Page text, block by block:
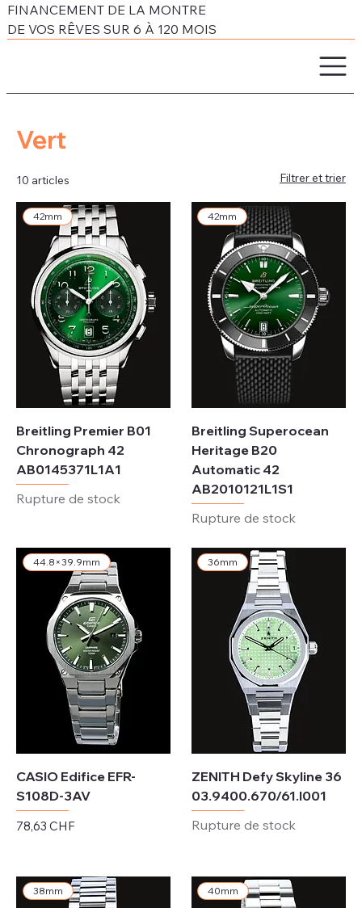
FINANCEMENT DE LA MONTRE
DE VOS RÊVES SUR 6 À 120 MOIS
Vert
10 articles Filtrer et trier
42mm
Breitling Premier B01
Chronograph 42
AB0145371L1A1
Rupture de stock
42mm
Breitling Superocean
Heritage B20
Automatic 42
AB2010121L1S1
Rupture de stock
44.8×39.9mm
CASIO Edifice EFR-
S108D-3AV
Prix
78,63 CHF
36mm
ZENITH Defy Skyline 36
03.9400.670/61.I001
Rupture de stock
38mm 40mm